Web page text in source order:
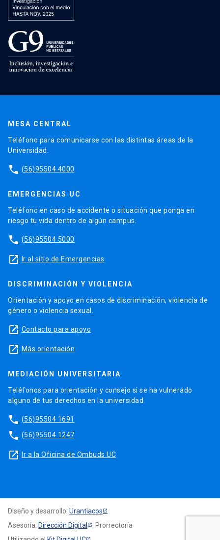
MESA CENTRAL
Teléfono para comunicarse con las distintas áreas de la
Universidad.
phone (56)95504 4000
EMERGENCIAS UC
Teléfono en caso de accidente o situación que ponga en
riesgo tu vida dentro de algún campus.
phone (56)95504 5000
launch Ir al sitio de Emergencias
DISCRIMINACIÓN Y VIOLENCIA
Orientación y apoyo en casos de discriminación, violencia de
género o violencia sexual.
launch Contacto para apoyo
launch Más orientación
MEDIACIÓN UNIVERSITARIA
Teléfonos para orientación y consejo si se ha vulnerado
alguno de tus derechos en la universidad.
phone (56)95504 1691
phone (56)95504 1247
launch Ir a la Oficina de Ombuds UC
Diseño y desarrollo: Urantiacos
Asesoría: Dirección Digital
, Prorrectoría